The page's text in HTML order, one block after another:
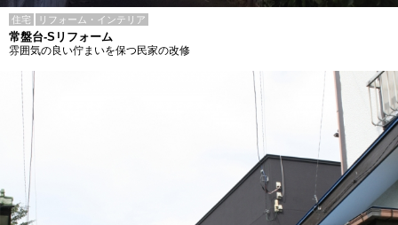
住宅 リフォーム・インテリア
常盤台-Sリフォーム
雰囲気の良い佇まいを保つ民家の改修